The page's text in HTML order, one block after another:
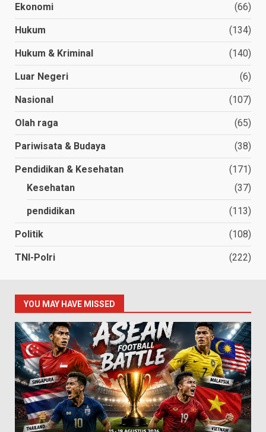
Ekonomi (66)
Hukum (134)
Hukum & Kriminal (140)
Luar Negeri (6)
Nasional (107)
Olah raga (65)
Pariwisata & Budaya (38)
Pendidikan & Kesehatan
(171)
Kesehatan
(37)
pendidikan (113)
Politik (108)
TNI-Polri (222)
YOU MAY HAVE MISSED